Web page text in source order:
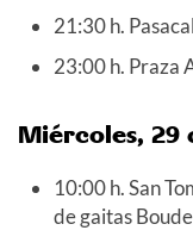
21:30 h.
23:00 h. Praza
Miércoles, 29
10:00 h. San
de gaitas